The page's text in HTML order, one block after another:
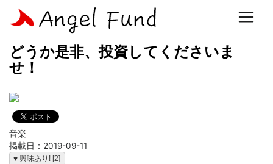
事業計画一覧 > どうか是非、投資してくださいませ！
どうか是非、投資してくださいま
せ！
音楽
掲載日：2019-09-11
♥ 興味あり! [2]